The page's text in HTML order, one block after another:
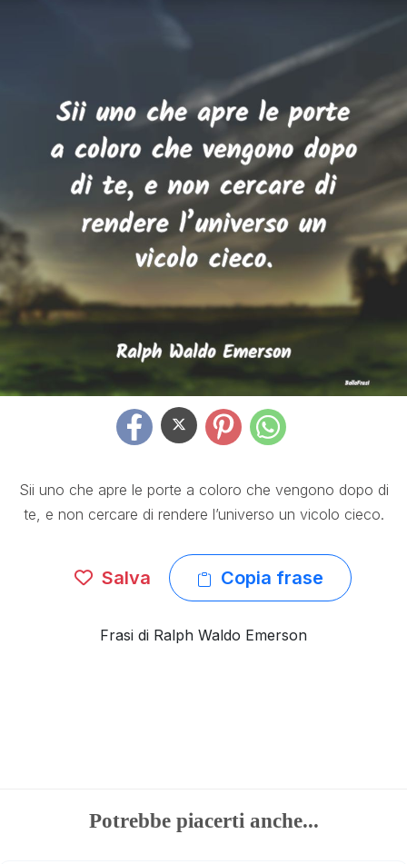
Sii uno che apre le porte a coloro che vengono dopo di
te, e non cercare di rendere l’universo un vicolo cieco.
Salva Copia frase
Frasi di Ralph Waldo Emerson
Potrebbe piacerti anche...